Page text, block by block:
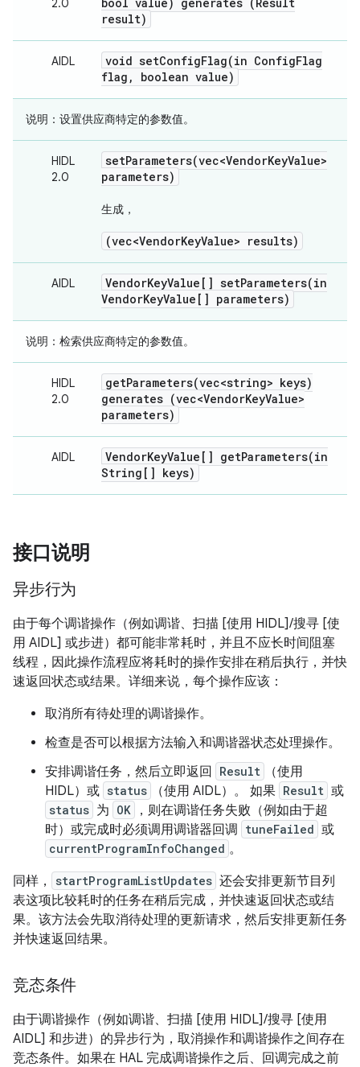
2.0
result)
AIDL void setConfigFlag(in ConfigFlag
flag , boolean value)
说明 ：设置供应商特定的参数值。
HIDL
2.0
setParameters(vec<VendorKeyValue>
parameters)
生成 ，
(vec<VendorKeyValue> results)
AIDL VendorKeyValue[] setParameters(in
VendorKeyValue[] parameters)
说明 ：检索供应商特定的参数值。
HIDL
2.0
getParameters(vec<string> keys)
generates (vec<VendorKeyValue>
parameters)
AIDL VendorKeyValue[] getParameters(in
String[] keys)
接口说明
异步行为
由于每个调谐操作（例如调谐、扫描 [使用 HIDL]/搜寻 [使
用 AIDL] 或步进）都可能非常耗时，并且不应长时间阻塞
线程，因此操作流程应将耗时的操作安排在稍后执行，并快
速返回状态或结果。详细来说，每个操作应该：
取消所有待处理的调谐操作。
检查是否可以根据方法输入和调谐器状态处理操作。
安排调谐任务，然后立即返回
Result
（使用
HIDL）或 status （使用 AIDL）。 如果 Result 或
status 为 OK
，则在调谐任务失败（例如由于超
时）或完成时必须调用调谐器回调 tuneFailed 或
currentProgramInfoChanged 。
同样，
startProgramListUpdates 还会安排更新节目列
表这项比较耗时的任务在稍后完成，并快速返回状态或结
果。该方法会先取消待处理的更新请求，然后安排更新任务
并快速返回结果。
竞态条件
由于调谐操作（例如调谐、扫描 [使用 HIDL]/搜寻 [使用
AIDL] 和步进）的异步行为，取消操作和调谐操作之间存在
竞态条件。如果在 HAL 完成调谐操作之后、回调完成之前